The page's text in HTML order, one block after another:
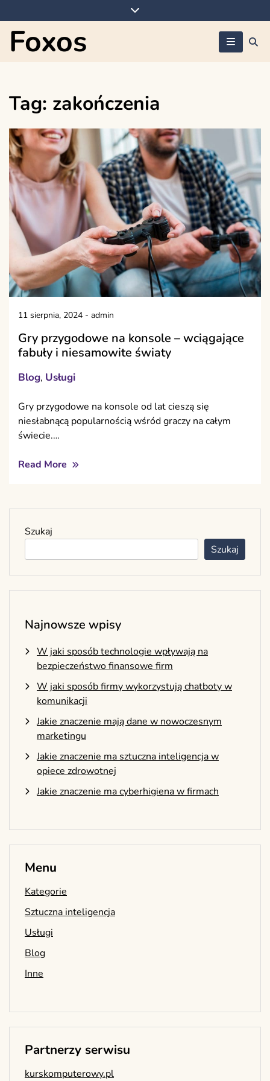
to
content
Foxos
Tag: zakończenia
11 sierpnia, 2024 - admin
Gry przygodowe na konsole – wciągające
fabuły i niesamowite światy
Blog, Usługi
Gry przygodowe na konsole od lat cieszą się
niesłabnącą popularnością wśród graczy na całym
świecie.…
Read More
Szukaj
Szukaj
Najnowsze wpisy
W jaki sposób technologie wpływają na
bezpieczeństwo finansowe firm
W jaki sposób firmy wykorzystują chatboty w
komunikacji
Jakie znaczenie mają dane w nowoczesnym
marketingu
Jakie znaczenie ma sztuczna inteligencja w
opiece zdrowotnej
Jakie znaczenie ma cyberhigiena w firmach
Menu
Kategorie
Sztuczna inteligencja
Usługi
Blog
Inne
Partnerzy serwisu
kurskomputerowy.pl